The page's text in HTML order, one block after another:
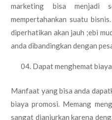
marketing bisa menjadi
mempertahankan suatu
diperhatikan akan jauh ;ebi
anda dibandingkan dengan
Dapat menghemat
Manfaat yang bisa anda
biaya promosi. Memang
sangat dianjurkan karena